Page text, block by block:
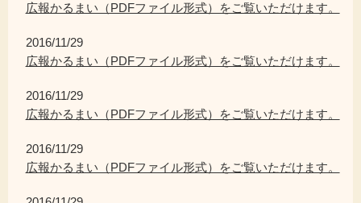
を
広報かるまい（PDFファイル形式）をご覧いただけます。
2016/11/29
広報かるまい（PDFファイル形式）をご覧いただけます。
2016/11/29
広報かるまい（PDFファイル形式）をご覧いただけます。
2016/11/29
広報かるまい（PDFファイル形式）をご覧いただけます。